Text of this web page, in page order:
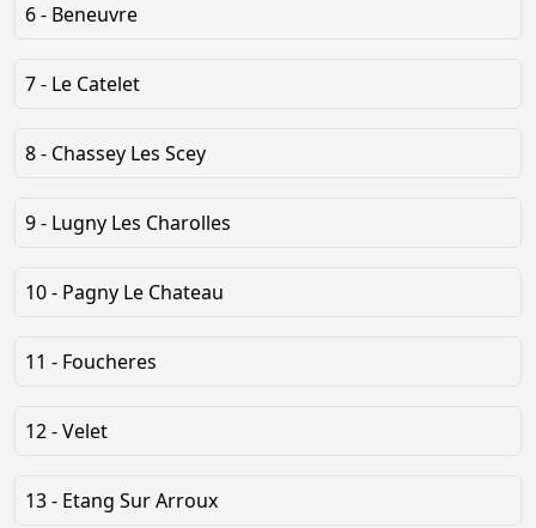
6 - Beneuvre
7 - Le Catelet
8 - Chassey Les Scey
9 - Lugny Les Charolles
10 - Pagny Le Chateau
11 - Foucheres
12 - Velet
13 - Etang Sur Arroux